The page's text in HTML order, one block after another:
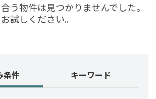
う物件は見つかりませんでした。
試しください。
条件 キーワード